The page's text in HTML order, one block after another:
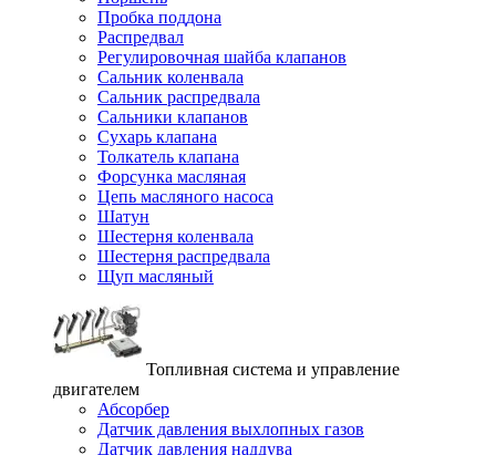
Пробка поддона
Распредвал
Регулировочная шайба клапанов
Сальник коленвала
Сальник распредвала
Сальники клапанов
Сухарь клапана
Толкатель клапана
Форсунка масляная
Цепь масляного насоса
Шатун
Шестерня коленвала
Шестерня распредвала
Щуп масляный
Топливная система и управление
двигателем
Абсорбер
Датчик давления выхлопных газов
Датчик давления наддува